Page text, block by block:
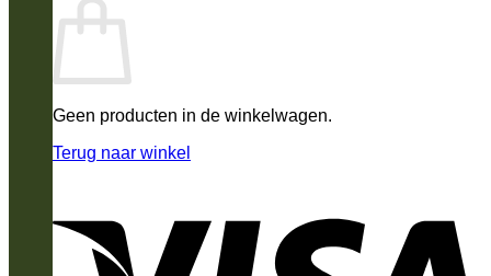
Geen producten in de winkelwagen.
Terug naar winkel